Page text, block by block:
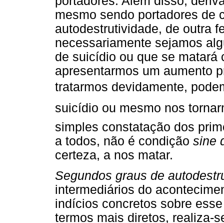
mesmo sendo portadores de
autodestrutividade, de outra
necessariamente sejamos
de suicídio ou que se matará
apresentarmos um aumento
tratarmos devidamente,
suicídio ou mesmo nos
simples constatação dos
a todos, não é condição sine
certeza, a nos matar.
Segundos graus de
intermediários do
indícios concretos sobre
termos mais diretos, realiza-